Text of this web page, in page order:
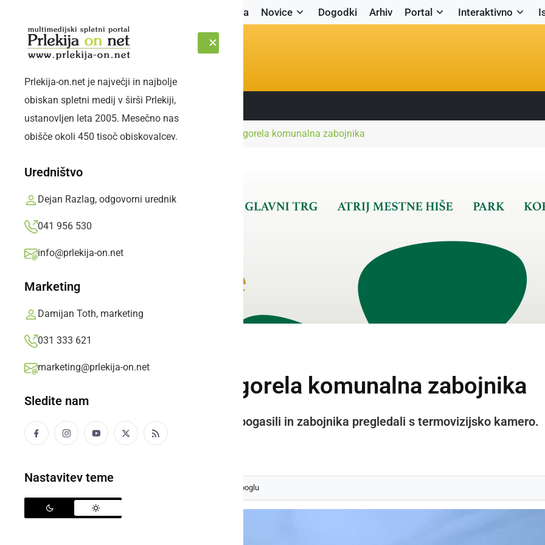
Naslovnica Novice Dogodki Arhiv Portal Interaktivno
PETEK, 7. AVGUST 2026 Sledite nam:
Prlekija-on.net je največji in najbolje
obiskan spletni medij v širši Prlekiji,
ustanovljen leta 2005. Mesečno nas
obišče okoli 450 tisoč obiskovalcev.
Uredništvo
Dejan Razlag, odgovorni urednik
041 956 530
info@prlekija-on.net
Marketing
Damijan Toth, marketing
031 333 621
marketing@prlekija-on.net
Sledite nam
Nastavitev teme
Naslovnica Črna kronikaNa pokopališču gorela komunalna zabojnika
Na pokopališču gorela komunalna zabojnika
Gasilci PGD Ljutomer so požar pogasili in zabojnika pregledali s termovizijsko kamero.
Prlekija-on.net,sobota, 4. november 2023 ob 18:29
kot svoj prednostni vir na Googlu